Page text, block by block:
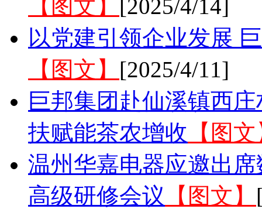
【图文】
[2025/4/14]
以党建引领企业发展
【图文】 [2025/4/11]
巨邦集团赴仙溪镇西
扶赋能茶农增收 【图
温州华嘉电器应邀出
高级研修会议 【图文】